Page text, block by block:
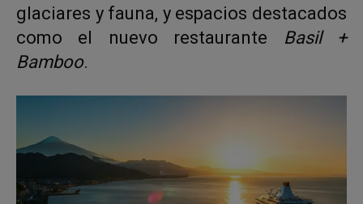
glaciares y fauna, y espacios destacados
como el nuevo restaurante Basil +
Bamboo.